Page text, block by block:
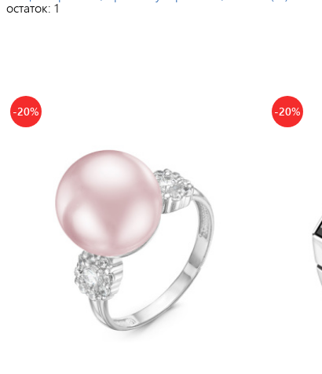
остаток: 1
-20% -20%